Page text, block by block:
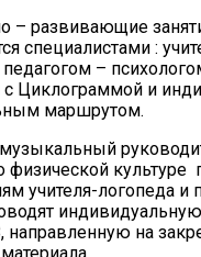
– развивающие
специалистами :
–
с Циклограммой и
маршрутом.
музыкальный
физической культуре
учителя-логопеда и
направленную на